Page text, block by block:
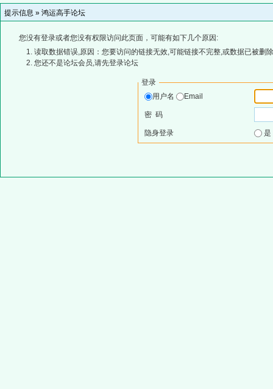
提示信息 » 鸿运高手论坛
您没有登录或者您没有权限访问此页面，可能有如下几个原因:
读取数据错误,原因：您要访问的链接无效,可能链接不完整,或数据已被删
您还不是论坛会员,请先登录论坛
登录
用户名
Email
密 码
隐身登录